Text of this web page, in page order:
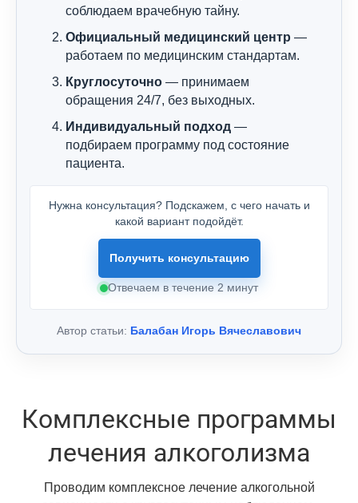
соблюдаем врачебную тайну.
Официальный медицинский центр —
работаем по медицинским стандартам.
Круглосуточно — принимаем
обращения 24/7, без выходных.
Индивидуальный подход —
подбираем программу под состояние
пациента.
Нужна консультация? Подскажем, с чего начать и
какой вариант подойдёт.
Получить консультацию
Отвечаем в течение 2 минут
Автор статьи: Балабан Игорь Вячеславович
Комплексные программы
лечения алкоголизма
Проводим комплексное лечение алкогольной